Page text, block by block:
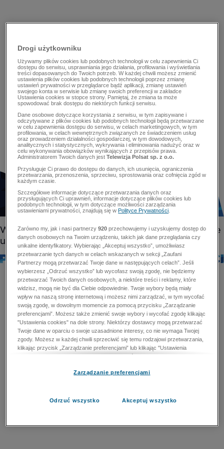
Drogi użytkowniku
Używamy plików cookies lub podobnych technologii w celu zapewnienia Ci
dostępu do serwisu, usprawniania jego działania, profilowania i wyświetlania
treści dopasowanych do Twoich potrzeb. W każdej chwili możesz zmienić
ustawienia plików cookies lub podobnych technologii poprzez zmianę
ustawień prywatności w przeglądarce bądź aplikacji, zmianę ustawień
swojego konta w serwisie lub zmianę swoich preferencji w zakładce
Ustawienia cookies w stopce strony. Pamiętaj, że zmiana ta może
spowodować brak dostępu do niektórych funkcji serwisu.
Dane osobowe dotyczące korzystania z serwisu, w tym zapisywane i
odczytywane z plików cookies lub podobnych technologii będą przetwarzane
w celu zapewnienia dostępu do serwisu, w celach marketingowych, w tym
profilowania, w celach wewnętrznych związanych ze świadczeniem usług
oraz prowadzeniem działalności gospodarczej, w tym dowodowych,
analitycznych i statystycznych, wykrywania i eliminowania nadużyć oraz w
celu wykonywania obowiązków wynikających z przepisów prawa.
Administratorem Twoich danych jestTelewizja Polsat sp. z o.o.
Przysługuje Ci prawo do dostępu do danych, ich usunięcia, ograniczenia
przetwarzania, przenoszenia, sprzeciwu, sprostowania oraz cofnięcia zgód w
każdym czasie.
Szczegółowe informacje dotyczące przetwarzania danych oraz
przysługujących Ci uprawnień, informacje dotyczące plików cookies lub
podobnych technologii, w tym dotyczące możliwości zarządzania
ustawieniami prywatności, znajdują się wPolityce Prywatności
Zarówno my, jak i nasi partnerzy920 przechowujemy i uzyskujemy dostęp do
danych osobowych na Twoim urządzeniu, takich jak dane przeglądania czy
unikalne identyfikatory. Wybierając „Akceptuj wszystko”, umożliwiasz
przetwarzanie tych danych w celach wskazanych w sekcji „Zaufani
Partnerzy mogą przetwarzać Twoje dane w następujących celach”. Jeśli
wybierzesz „Odrzuć wszystko” lub wycofasz swoją zgodę, nie będziemy
przetwarzać Twoich danych osobowych, a niektóre treści i reklamy, które
widzisz, mogą nie być dla Ciebie odpowiednie. Twoje wybory będą miały
wpływ na naszą stronę internetową i możesz nimi zarządzać, w tym wycofać
swoją zgodę, w dowolnym momencie za pomocą przycisku „Zarządzanie
preferencjami”. Możesz także zmienić swoje wybory i wycofać zgodę klikając
"Ustawienia cookies" na dole strony. Niektórzy dostawcy mogą przetwarzać
Twoje dane w oparciu o swoje uzasadnione interesy, co nie wymaga Twojej
zgody. Możesz w każdej chwili sprzeciwić się temu rodzajowi przetwarzania,
klikając przycisk „Zarządzanie preferencjami” lub klikając "Ustawienia
cookies" na dole strony. Nie możesz sprzeciwić się przetwarzaniu przez
zapobiegania oszustwom i naprawiania błędów, a w tym celu mogą zostać
przetwarzaniu danych osobowych w celu dostarczania i prezentacji reklam i
Zarządzanie preferencjami
Odrzuć wszystko Akceptuj wszystko